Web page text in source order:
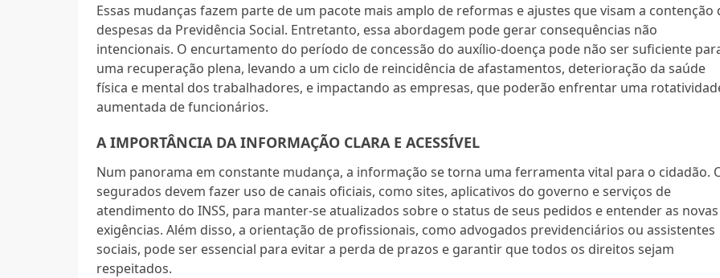
Essas mudanças fazem parte de um pacote mais amplo de reformas e ajustes que visam a contenção
despesas da Previdência Social. Entretanto, essa abordagem pode gerar consequências não
intencionais. O encurtamento do período de concessão do auxílio-doença pode não ser suficiente
uma recuperação plena, levando a um ciclo de reincidência de afastamentos, deterioração da saúde
física e mental dos trabalhadores, e impactando as empresas, que poderão enfrentar uma
aumentada de funcionários.
A IMPORTÂNCIA DA INFORMAÇÃO CLARA E ACESSÍVEL
Num panorama em constante mudança, a informação se torna uma ferramenta vital para o cidadão.
segurados devem fazer uso de canais oficiais, como sites, aplicativos do governo e serviços de
atendimento do INSS, para manter-se atualizados sobre o status de seus pedidos e entender as novas
exigências. Além disso, a orientação de profissionais, como advogados previdenciários ou assistentes
sociais, pode ser essencial para evitar a perda de prazos e garantir que todos os direitos sejam
respeitados.